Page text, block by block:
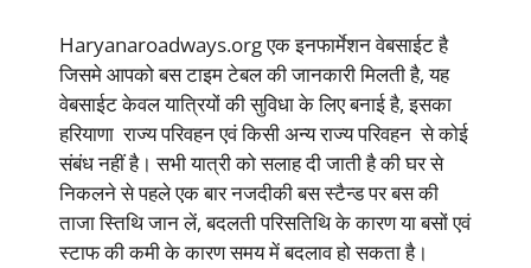
Haryanaroadways.org एक इनफार्मेशन वेबसाईट है
जिसमे आपको बस टाइम टेबल की जानकारी मिलती है, यह
वेबसाईट केवल यात्रियों की सुविधा के लिए बनाई है, इसका
हरियाणा राज्य परिवहन एवं किसी अन्य राज्य परिवहन से कोई
संबंध नहीं है। सभी यात्री को सलाह दी जाती है की घर से
निकलने से पहले एक बार नजदीकी बस स्टैन्ड पर बस की
ताजा स्तिथि जान लें, बदलती परिसतिथि के कारण या बसों एवं
स्टाफ की कमी के कारण समय में बदलाव हो सकता है।